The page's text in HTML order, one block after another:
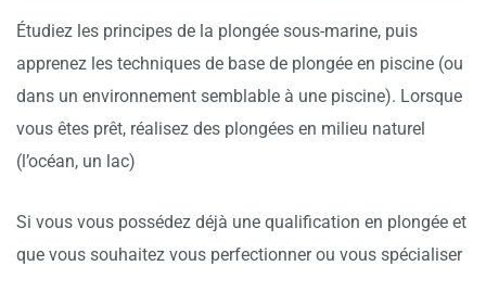
Étudiez les principes de la plongée sous-marine, puis
apprenez les techniques de base de plongée en piscine (ou
dans un environnement semblable à une piscine). Lorsque
vous êtes prêt, réalisez des plongées en milieu naturel
(l’océan, un lac)
Si vous vous possédez déjà une qualification en plongée et
que vous souhaitez vous perfectionner ou vous spécialiser